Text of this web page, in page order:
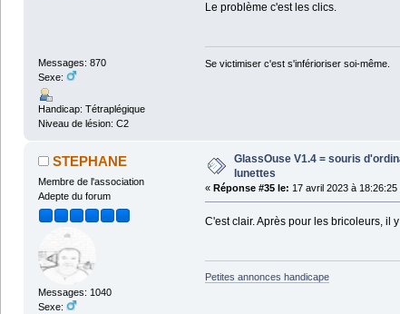
Messages: 870
Sexe:
Handicap: Tétraplégique
Niveau de lésion: C2
Le problème c'est les clics.
Se victimiser c'est s'inférioriser soi-même.
STEPHANE
Membre de l'association
Adepte du forum
Messages: 1040
Sexe:
GlassOuse V1.4 = souris
lunettes
« Réponse #35 le: 17 avril 2023 à 18:26:25
C'est clair. Après pour les bricoleurs, il
Petites annonces handicape